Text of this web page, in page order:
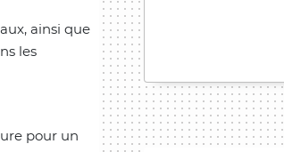
ainsi que
les
pour un